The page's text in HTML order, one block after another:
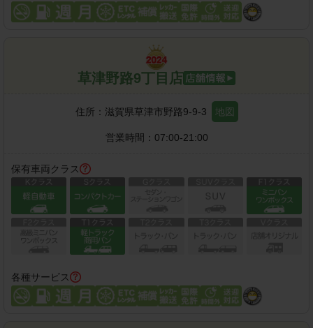
草津野路9丁目店
住所： 滋賀県草津市野路9-9-3 地図
営業時間： 07:00-21:00
保有車両クラス
各種サービス